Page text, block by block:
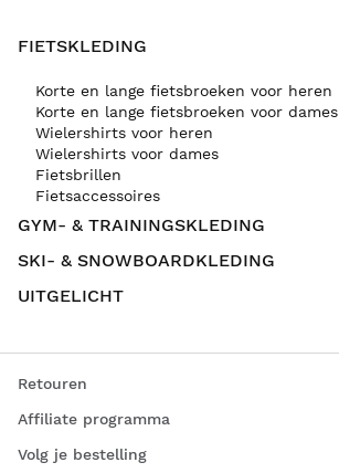
FIETSKLEDING
Korte en lange fietsbroeken voor heren
Korte en lange fietsbroeken voor dames
Wielershirts voor heren
Wielershirts voor dames
Fietsbrillen
Fietsaccessoires
GYM- & TRAININGSKLEDING
SKI- & SNOWBOARDKLEDING
UITGELICHT
Retouren
Affiliate programma
Volg je bestelling